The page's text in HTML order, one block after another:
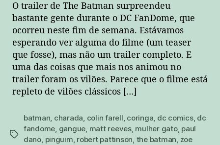
O trailer de The Batman surpreendeu
bastante gente durante o DC FanDome, que
ocorreu neste fim de semana. Estávamos
esperando ver alguma do filme (um teaser
que fosse), mas não um trailer completo. E
uma das coisas que mais nos animou no
trailer foram os vilões. Parece que o filme está
repleto de vilões clássicos […]
tags
batman, charada, colin farell, coringa, dc comics, dc
fandome, gangue, matt reeves, mulher gato, paul
dano, pinguim, robert pattinson, the batman, zoe